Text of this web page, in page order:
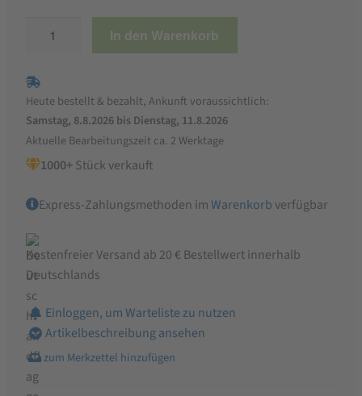
Bierhefe
100%
reines
Naturprodukt
|
getrocknet,
unextrahiert
In den Warenkorb
Heute bestellt & bezahlt, Ankunft voraussichtlich:
Samstag, 8.8.2026 bis Dienstag, 11.8.2026
Aktuelle Bearbeitungszeit ca. 2 Werktage
1000+Stück verkauft
Express-Zahlungsmethoden imWarenkorb verfügbar
Kostenfreier Versand ab 20 € Bestellwert innerhalb
Deutschlands
Einloggen, um Warteliste zu nutzen
Artikelbeschreibung ansehen